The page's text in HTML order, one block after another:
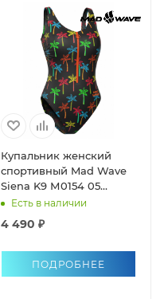
Купальник женский
спортивный Mad Wave
Siena K9 М0154 05
однопредметный
Есть в наличии
4 490 ₽
ПОДРОБНЕЕ